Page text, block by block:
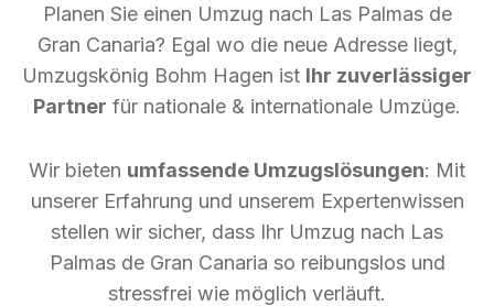
Planen Sie einen Umzug nach Las Palmas de
Gran Canaria? Egal wo die neue Adresse liegt,
Umzugskönig Bohm Hagen ist Ihr zuverlässiger
Partner für nationale & internationale Umzüge.
Wir bieten umfassende Umzugslösungen: Mit
unserer Erfahrung und unserem Expertenwissen
stellen wir sicher, dass Ihr Umzug nach Las
Palmas de Gran Canaria so reibungslos und
stressfrei wie möglich verläuft.